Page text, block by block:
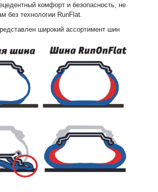
на
комфорт и безопасность, не
без технологии RunFlat.
широкий ассортимент шин